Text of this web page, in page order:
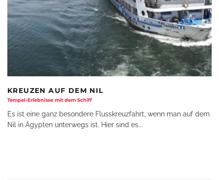
KREUZEN AUF DEM NIL
Tempel-Erlebnisse mit dem Schiff
Es ist eine ganz besondere Flusskreuzfahrt, wenn man auf dem
Nil in Ägypten unterwegs ist. Hier sind es...